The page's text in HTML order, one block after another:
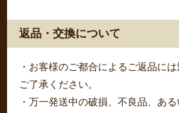
返品・交換について
・お客様のご都合によるご返品に
ご了承ください。
・万一発送中の破損、不良品、あ